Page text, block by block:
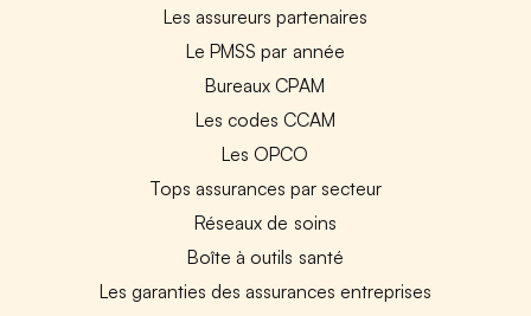
Les assureurs partenaires
Le PMSS par année
Bureaux CPAM
Les codes CCAM
Les OPCO
Tops assurances par secteur
Réseaux de soins
Boîte à outils santé
Les garanties des assurances entreprises